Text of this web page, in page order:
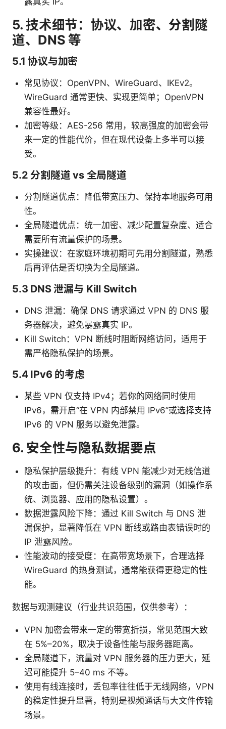
5. 技术细节：协议、加密、分割隧
道、DNS 等
5.1 协议与加密
常见协议：OpenVPN、WireGuard、IKEv2。
WireGuard 通常更快、实现更简单；OpenVPN
兼容性最好。
加密等级：AES-256 常用，较高强度的加密会带
来一定的性能代价，但在现代设备上多半可以接
受。
5.2 分割隧道 vs 全局隧道
分割隧道优点：降低带宽压力、保持本地服务可用
性。
全局隧道优点：统一加密、减少配置复杂度、适合
需要所有流量保护的场景。
实操建议：在家庭环境初期可先用分割隧道，熟悉
后再评估是否切换为全局隧道。
5.3 DNS 泄漏与 Kill Switch
DNS 泄漏：确保 DNS 请求通过 VPN 的 DNS 服
务器解决，避免暴露真实 IP。
Kill Switch：VPN 断线时阻断网络访问，适用于
需严格隐私保护的场景。
5.4 IPv6 的考虑
某些 VPN 仅支持 IPv4；若你的网络同时使用
IPv6，需开启“在 VPN 内部禁用 IPv6”或选择支持
IPv6 的 VPN 服务以避免泄露。
6. 安全性与隐私数据要点
隐私保护层级提升：有线 VPN 能减少对无线信道
的攻击面，但仍需关注设备级别的漏洞（如操作系
统、浏览器、应用的隐私设置）。
数据泄露风险下降：通过 Kill Switch 与 DNS 泄
漏保护，显著降低在 VPN 断线或路由表错误时的
IP 泄露风险。
性能波动的接受度：在高带宽场景下，合理选择
WireGuard 的热身测试，通常能获得更稳定的性
能。
数据与观测建议（行业共识范围，仅供参考）：
VPN 加密会带来一定的带宽折损，常见范围大致
在 5%–20%，取决于设备性能与服务器距离。
全局隧道下，流量对 VPN 服务器的压力更大，延
迟可能提升 5–40 ms 不等。
使用有线连接时，丢包率往往低于无线网络，VPN
的稳定性提升显著，特别是视频通话与大文件传输
场景。